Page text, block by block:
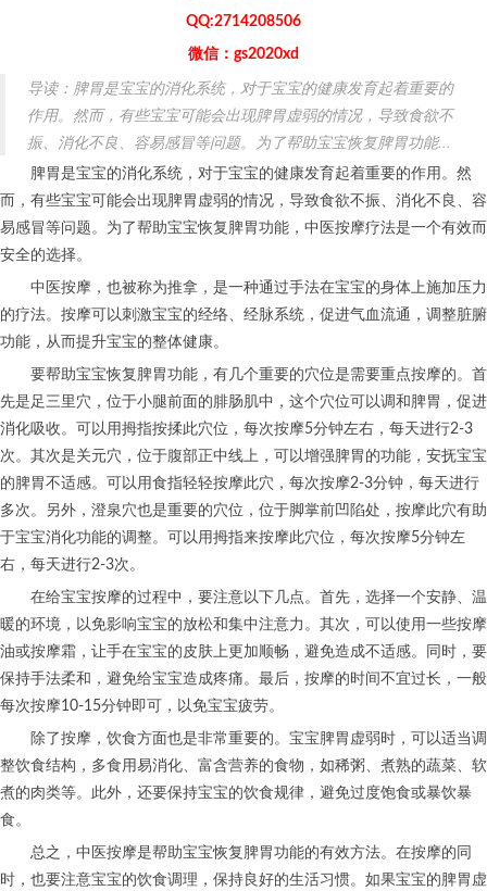
QQ:2714208506
微信：gs2020xd
导读：脾胃是宝宝的消化系统，对于宝宝的健康发育起着重要的
作用。然而，有些宝宝可能会出现脾胃虚弱的情况，导致食欲不
振、消化不良、容易感冒等问题。为了帮助宝宝恢复脾胃功能...
脾胃是宝宝的消化系统，对于宝宝的健康发育起着重要的作用。然
而，有些宝宝可能会出现脾胃虚弱的情况，导致食欲不振、消化不良、容
易感冒等问题。为了帮助宝宝恢复脾胃功能，中医按摩疗法是一个有效而
安全的选择。
中医按摩，也被称为推拿，是一种通过手法在宝宝的身体上施加压力
的疗法。按摩可以刺激宝宝的经络、经脉系统，促进气血流通，调整脏腑
功能，从而提升宝宝的整体健康。
要帮助宝宝恢复脾胃功能，有几个重要的穴位是需要重点按摩的。首
先是足三里穴，位于小腿前面的腓肠肌中，这个穴位可以调和脾胃，促进
消化吸收。可以用拇指按揉此穴位，每次按摩5分钟左右，每天进行2-3
次。其次是关元穴，位于腹部正中线上，可以增强脾胃的功能，安抚宝宝
的脾胃不适感。可以用食指轻轻按摩此穴，每次按摩2-3分钟，每天进行
多次。另外，澄泉穴也是重要的穴位，位于脚掌前凹陷处，按摩此穴有助
于宝宝消化功能的调整。可以用拇指来按摩此穴位，每次按摩5分钟左
右，每天进行2-3次。
在给宝宝按摩的过程中，要注意以下几点。首先，选择一个安静、温
暖的环境，以免影响宝宝的放松和集中注意力。其次，可以使用一些按摩
油或按摩霜，让手在宝宝的皮肤上更加顺畅，避免造成不适感。同时，要
保持手法柔和，避免给宝宝造成疼痛。最后，按摩的时间不宜过长，一般
每次按摩10-15分钟即可，以免宝宝疲劳。
除了按摩，饮食方面也是非常重要的。宝宝脾胃虚弱时，可以适当调
整饮食结构，多食用易消化、富含营养的食物，如稀粥、煮熟的蔬菜、软
煮的肉类等。此外，还要保持宝宝的饮食规律，避免过度饱食或暴饮暴
食。
总之，中医按摩是帮助宝宝恢复脾胃功能的有效方法。在按摩的同
时，也要注意宝宝的饮食调理，保持良好的生活习惯。如果宝宝的脾胃虚